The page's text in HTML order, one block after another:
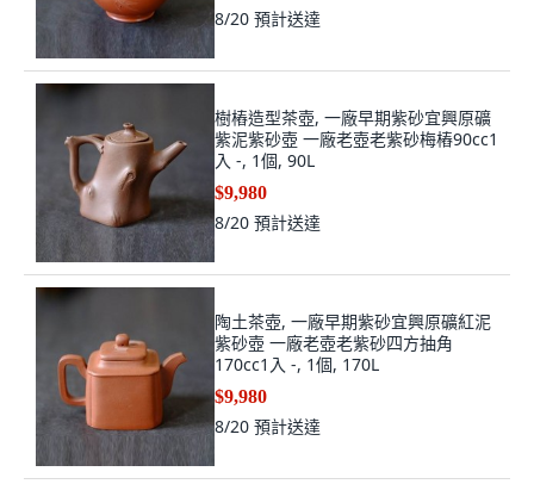
8/20 預計送達
樹樁造型茶壺, 一廠早期紫砂宜興原礦
紫泥紫砂壺 一廠老壺老紫砂梅樁90cc1
入 -, 1個, 90L
$9,980
8/20 預計送達
陶土茶壺, 一廠早期紫砂宜興原礦紅泥
紫砂壺 一廠老壺老紫砂四方抽角
170cc1入 -, 1個, 170L
$9,980
8/20 預計送達